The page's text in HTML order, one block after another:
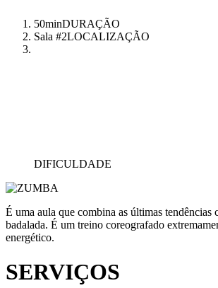
50minDURAÇÃO
Sala #2LOCALIZAÇÃO
DIFICULDADE
É uma aula que combina as últimas tendências
badalada. É um treino coreografado
energético.
SERVIÇOS